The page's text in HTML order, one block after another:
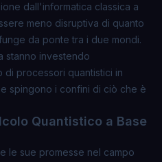
dall'informatica classica a
meno disruptiva di quanto
da ponte tra i due mondi.
stanno investendo
di processori quantistici in
spingono i confini di ciò che è
Quantistico a Base
le sue promesse nel campo